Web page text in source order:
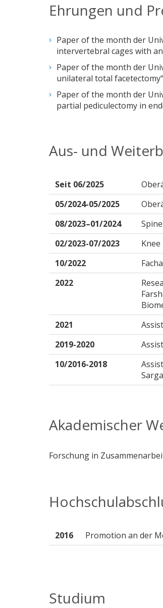
Ehrungen und
Paper of the month der
intervertebral cages with
Paper of the month der
unilateral total facetectomy“
Paper of the month der
partial pediculectomy in
Aus- und
Seit 06/2025
05/2024-05/2025
08/2023–01/2024
02/2023-07/2023
10/2022
2022
2021
2019-2020
10/2016-2018
Akademischer
Forschung in
2016 Promotion an der
Studium